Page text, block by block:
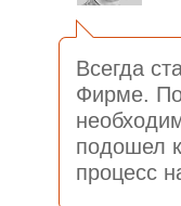
Всегда
Фирме.
подошел
процесс